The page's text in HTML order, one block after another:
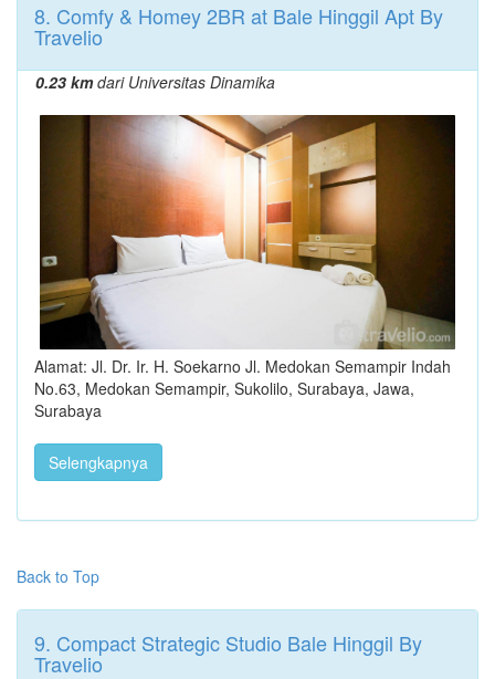
8. Comfy & Homey 2BR at Bale Hinggil Apt By
Travelio
0.23 kmdari Universitas Dinamika
Alamat: Jl. Dr. Ir. H. Soekarno Jl. Medokan Semampir Indah
No.63, Medokan Semampir, Sukolilo, Surabaya, Jawa,
Surabaya
Selengkapnya
Back to Top
9. Compact Strategic Studio Bale Hinggil By
Travelio